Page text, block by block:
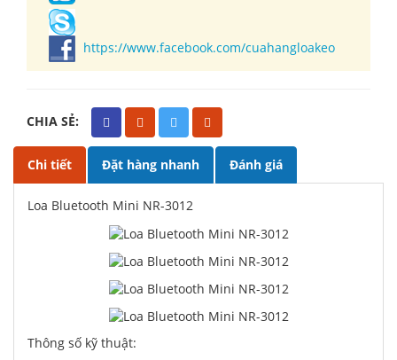
https://www.facebook.com/cuahangloakeo
CHIA SẺ:
Chi tiết Đặt hàng nhanh Đánh giá
Loa Bluetooth Mini NR-3012
Thông số kỹ thuật: